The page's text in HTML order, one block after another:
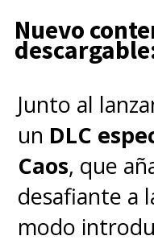
Nuevo
Junto al
un DLC
Caos, que
desafiante a
modo